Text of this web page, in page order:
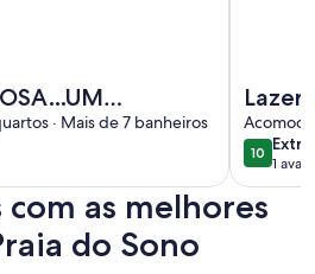
EM
· Mais de 7 banheiros
Lazer
Acomoda
1010 de 10
1
(1
as melhores
do Sono